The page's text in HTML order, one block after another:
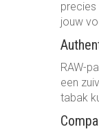
precies
jouw
RAW-
een
tabak